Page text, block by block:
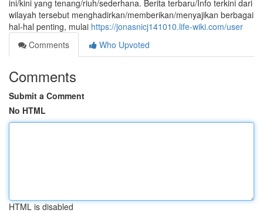
ini/kini yang tenang/riuh/sederhana. Berita terbaru/Info terkini dari
wilayah tersebut menghadirkan/memberikan/menyajikan berbagai
hal-hal penting, mulai https://jonasnicj141010.life-wiki.com/user
Comments
Who Upvoted
Comments
Submit a Comment
No HTML
HTML is disabled